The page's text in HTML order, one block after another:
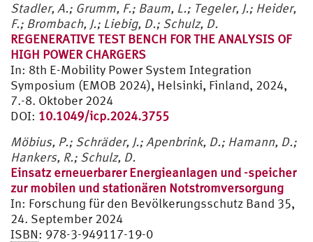
Stadler, A.; Grumm, F.; Baum, L.; Tegeler, J.; Heider,
F.; Brombach, J.; Liebig, D.; Schulz, D.
REGENERATIVE TEST BENCH FOR THE ANALYSIS OF
HIGH POWER CHARGERS
In: 8th E-Mobility Power System Integration
Symposium (EMOB 2024), Helsinki, Finland, 2024,
7.-8. Oktober 2024
DOI: 10.1049/icp.2024.3755
Möbius, P.; Schräder, J.; Apenbrink, D.; Hamann, D.;
Hankers, R.; Schulz, D.
Einsatz erneuerbarer Energieanlagen und -speicher
zur mobilen und stationären Notstromversorgung
In: Forschung für den Bevölkerungsschutz Band 35,
24. September 2024
ISBN: 978-3-949117-19-0